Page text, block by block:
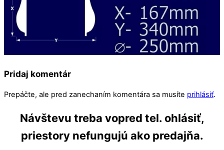
Pridaj komentár
Prepáčte, ale pred zanechaním komentára sa musíte prihlásiť.
Návštevu treba vopred tel. ohlásiť,
priestory nefungujú ako predajňa.